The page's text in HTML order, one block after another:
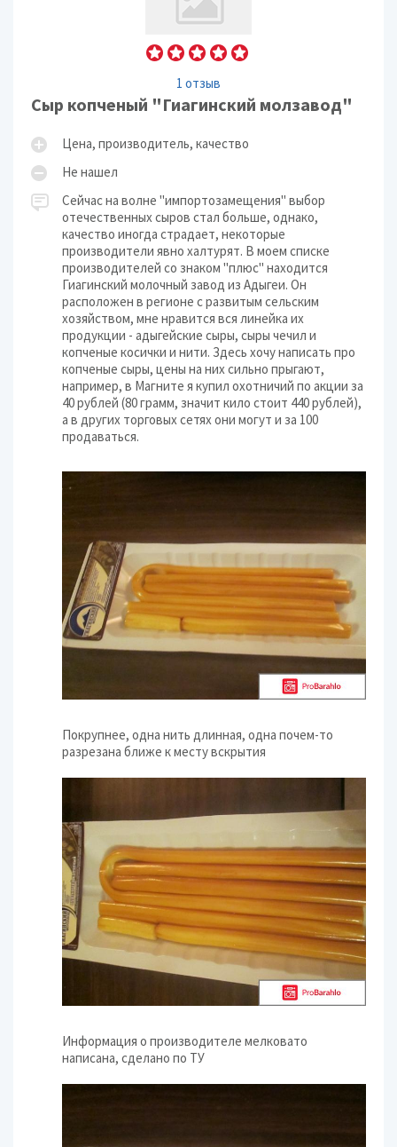
1 отзыв
Сыр копченый "Гиагинский молзавод"
Цена, производитель, качество
Не нашел
Сейчас на волне "импортозамещения" выбор
отечественных сыров стал больше, однако,
качество иногда страдает, некоторые
производители явно халтурят. В моем списке
производителей со знаком "плюс" находится
Гиагинский молочный завод из Адыгеи. Он
расположен в регионе с развитым сельским
хозяйством, мне нравится вся линейка их
продукции - адыгейские сыры, сыры чечил и
копченые косички и нити. Здесь хочу написать про
копченые сыры, цены на них сильно прыгают,
например, в Магните я купил охотничий по акции за
40 рублей (80 грамм, значит кило стоит 440 рублей),
а в других торговых сетях они могут и за 100
продаваться.
Покрупнее, одна нить длинная, одна почем-то
разрезана ближе к месту вскрытия
Информация о производителе мелковато
написана, сделано по ТУ